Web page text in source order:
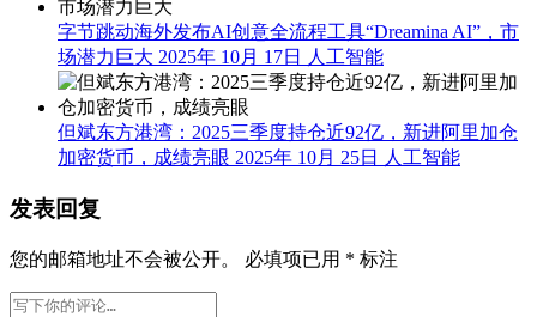
字节跳动海外发布AI创意全流程工具“Dreamina AI”，市
场潜力巨大 2025年 10月 17日 人工智能
但斌东方港湾：2025三季度持仓近92亿，新进阿里加仓
加密货币，成绩亮眼 2025年 10月 25日 人工智能
发表回复
您的邮箱地址不会被公开。 必填项已用 * 标注